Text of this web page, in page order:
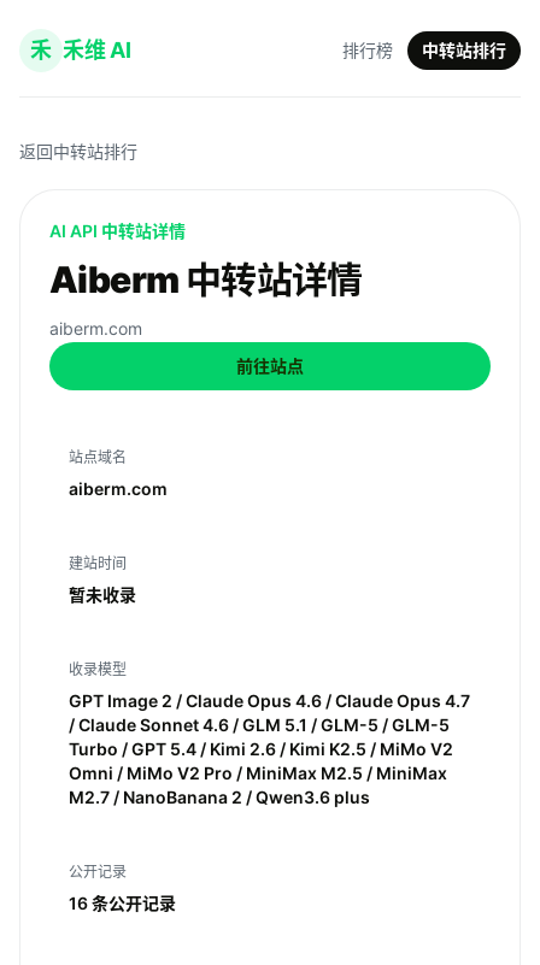
禾 禾维 AI 排行榜 中转站排行
返回中转站排行
AI API 中转站详情
Aiberm 中转站详情
aiberm.com
前往站点
站点域名
aiberm.com
建站时间
暂未收录
收录模型
GPT Image 2 / Claude Opus 4.6 / Claude Opus 4.7
/ Claude Sonnet 4.6 / GLM 5.1 / GLM-5 / GLM-5
Turbo / GPT 5.4 / Kimi 2.6 / Kimi K2.5 / MiMo V2
Omni / MiMo V2 Pro / MiniMax M2.5 / MiniMax
M2.7 / NanoBanana 2 / Qwen3.6 plus
公开记录
16 条公开记录